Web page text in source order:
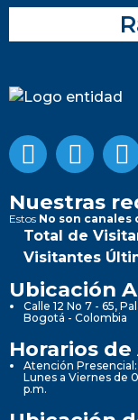
Nuestras
Estos No son canales
Total de
Visitantes
Ubicación
Calle 12 No 7 - 65,
Bogotá - Colombia
Horarios
Atención Presencial:
Lunes a Viernes de
p.m.